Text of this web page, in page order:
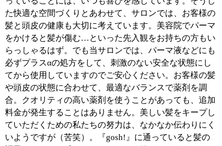
います。
※上記記事は2013.11に取材したものです。
情報時間の経過による変化などがございます事をご了承
ください。
このページの先頭へ
江戸川区時間 江東区時間 墨田区時間
表示： モバイル
© 2013 art blue Inc.